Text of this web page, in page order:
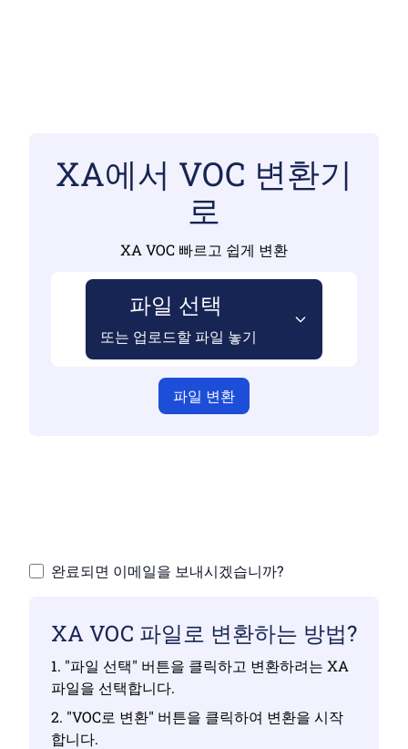
XA에서 VOC 변환기
로
XA VOC 빠르고 쉽게 변환
파일 선택
또는 업로드할 파일 놓기
파일 변환
완료되면 이메일을 보내시겠습니까?
XA VOC 파일로 변환하는 방법?
1. "파일 선택" 버튼을 클릭하고 변환하려는 XA
파일을 선택합니다.
2. "VOC로 변환" 버튼을 클릭하여 변환을 시작
합니다.